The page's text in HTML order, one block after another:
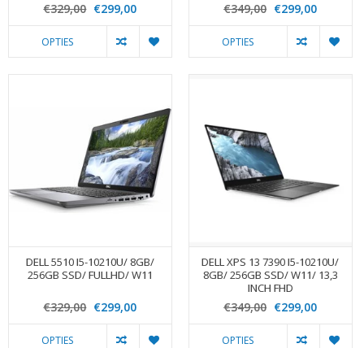
€329,00 €299,00
OPTIES
€349,00 €299,00
OPTIES
DELL 5510 I5-10210U/ 8GB/
256GB SSD/ FULLHD/ W11
€329,00 €299,00
OPTIES
DELL XPS 13 7390 I5-10210U/
8GB/ 256GB SSD/ W11/ 13,3
INCH FHD
€349,00 €299,00
OPTIES